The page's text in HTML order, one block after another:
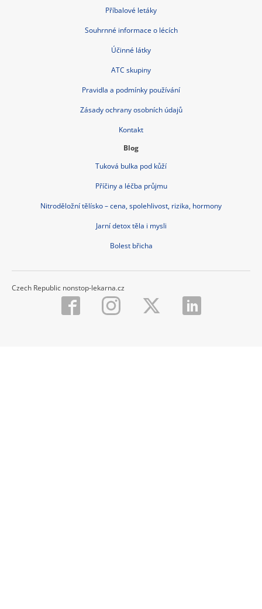
Příbalové letáky
Souhrnné informace o lécích
Účinné látky
ATC skupiny
Pravidla a podmínky používání
Zásady ochrany osobních údajů
Kontakt
Blog
Tuková bulka pod kůží
Příčiny a léčba průjmu
Nitroděložní tělísko – cena, spolehlivost, rizika, hormony
Jarní detox těla i mysli
Bolest břicha
Czech Republic nonstop-lekarna.cz